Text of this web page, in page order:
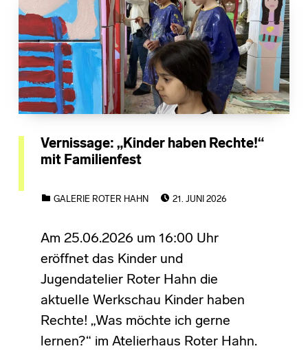
Vernissage: „Kinder haben Rechte!“
mit Familienfest
GALERIE ROTER HAHN
21. JUNI 2026
Am 25.06.2026 um 16:00 Uhr
eröffnet das Kinder und
Jugendatelier Roter Hahn die
aktuelle Werkschau Kinder haben
Rechte! „Was möchte ich gerne
lernen?“ im Atelierhaus Roter Hahn.